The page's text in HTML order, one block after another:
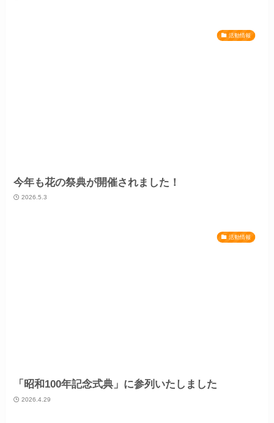
活動情報
今年も花の祭典が開催されました！
2026.5.3
活動情報
「昭和100年記念式典」に参列いたしました
2026.4.29